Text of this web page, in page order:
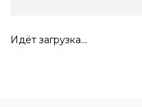
Идёт загрузка...